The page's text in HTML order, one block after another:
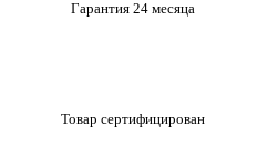
Гарантия 24 месяца
Товар сертифицирован